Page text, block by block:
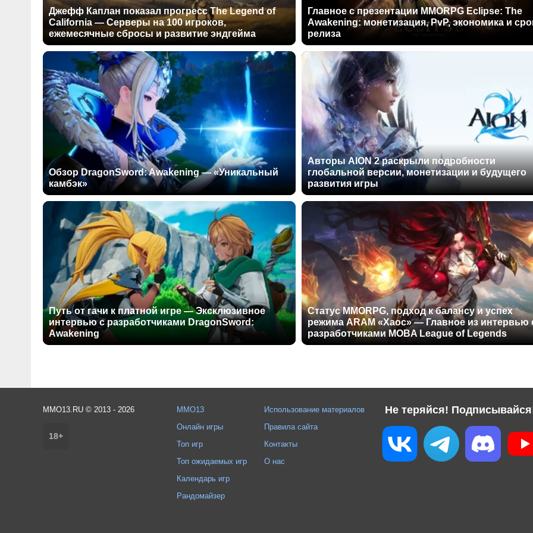
Джефф Каплан показал прогресс The Legend of
California — Серверы на 100 игроков,
ежемесячные сбросы и развитие эндгейма
Главное с презентации MMORPG Eclipse: The
Awakening: монетизация, PvP, экономика и
релиза
Обзор DragonSword: Awakening — «Уникальный
камбэк»
Авторы AION 2 раскрыли подробности
глобальной версии, монетизации и будущего
развития игры
Путь от гачи к платной игре — Эксклюзивное
интервью с разработчиками DragonSword:
Awakening
Статус MMORPG, подход к балансу и успех
режима ARAM «Хаос» — Главное из интервью
разработчиками MOBA League of Legends
Не теряйся!
MMO13.RU © 2013 - 2026
18+
MMO13
Онлайн игры
Топ игр
Топ ожидаемых игр
Календарь игр
Рандомайзер
Использование материалов
Правила сайта
Контакты
О нас